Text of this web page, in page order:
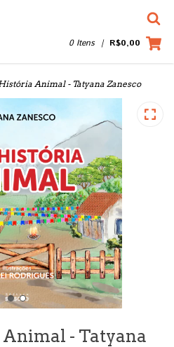
0 Itens | R$0,00
Animal - Tatyana Zanesco
- Tatyana